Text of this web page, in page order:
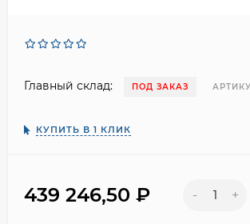
Главный склад: ПОД ЗАКАЗ
КУПИТЬ В 1 КЛИК
439 246,50 ₽ - +